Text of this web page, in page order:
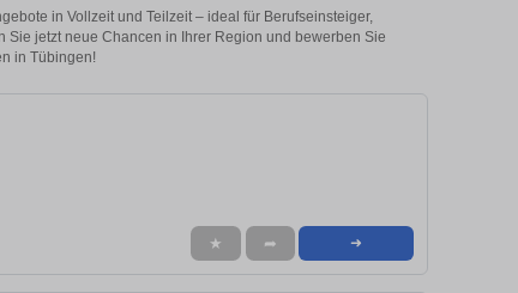
in Vollzeit und Teilzeit – ideal für Berufseinsteiger,
Sie jetzt neue Chancen in Ihrer Region und bewerben Sie
in Tübingen!
★ ➦ ➜